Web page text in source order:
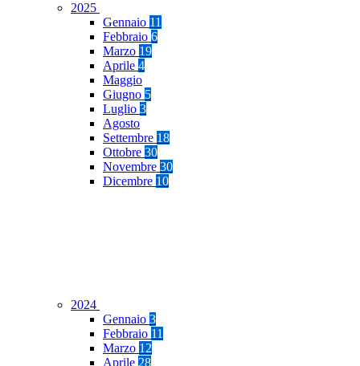
2025
Gennaio 11
Febbraio 6
Marzo 19
Aprile 4
Maggio
Giugno 5
Luglio 3
Agosto
Settembre 18
Ottobre 30
Novembre 30
Dicembre 10
2024
Gennaio 3
Febbraio 11
Marzo 12
Aprile 28